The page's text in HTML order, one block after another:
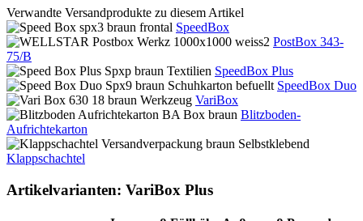
Verwandte Versandprodukte zu diesem Artikel
SpeedBox
PostBox 343-
75/B
SpeedBox Plus
SpeedBox Duo
VariBox
Blitzboden-
Aufrichtekarton
Klappschachtel
Artikelvarianten: VariBox Plus